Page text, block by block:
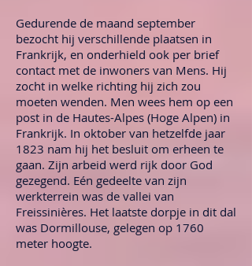
Gedurende de maand september
bezocht hij verschillende plaatsen in
Frankrijk, en onderhield ook per brief
contact met de inwoners van Mens. Hij
zocht in welke richting hij zich zou
moeten wenden. Men wees hem op een
post in de Hautes-Alpes (Hoge Alpen) in
Frankrijk. In oktober van hetzelfde jaar
1823 nam hij het besluit om erheen te
gaan. Zijn arbeid werd rijk door God
gezegend. Eén gedeelte van zijn
werkterrein was de vallei van
Freissinières. Het laatste dorpje in dit dal
was Dormillouse, gelegen op 1760
meter hoogte.